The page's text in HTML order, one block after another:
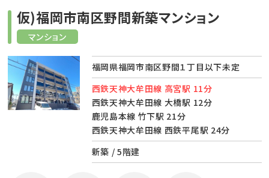
マンション
仮)福岡市南区野間新築マンション
福岡県福岡市南区野間１丁目以下未定
西鉄天神大牟田線 高宮駅 11分
西鉄天神大牟田線 大橋駅 12分
鹿児島本線 竹下駅 21分
西鉄天神大牟田線 西鉄平尾駅 24分
新築 / 5階建